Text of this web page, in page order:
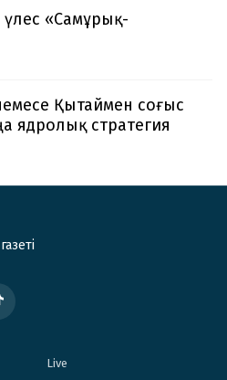
үлес «Самұрық-
Қытаймен соғыс
ядролық стратегия
Live